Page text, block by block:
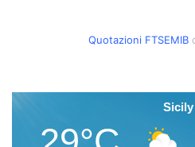
Quotazioni FTSEMIB
Sicily